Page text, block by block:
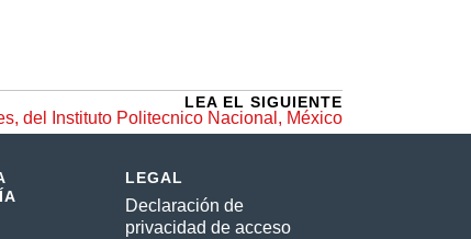
LEA EL SIGUIENTE
del Instituto Politecnico Nacional, México
LEGAL
Declaración de
privacidad de acceso